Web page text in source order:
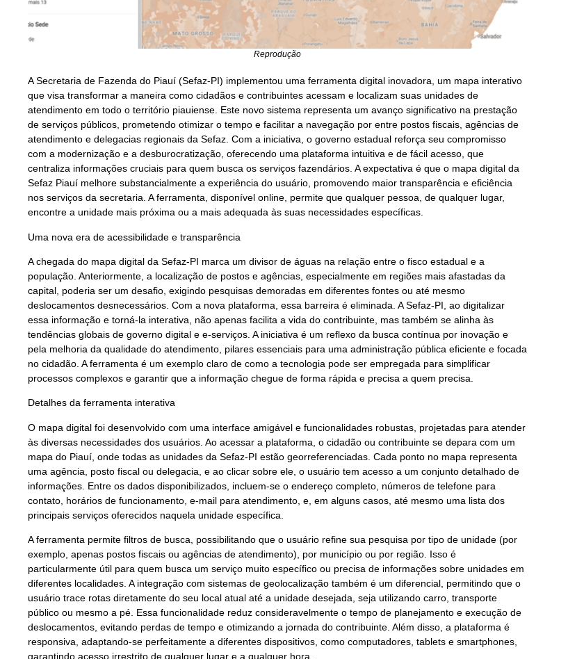
Reprodução
A Secretaria de Fazenda do Piauí (Sefaz-PI) implementou uma ferramenta digital inovadora, um mapa interativo
que visa transformar a maneira como cidadãos e contribuintes acessam e localizam suas unidades de
atendimento em todo o território piauiense. Este novo sistema representa um avanço significativo na prestação
de serviços públicos, prometendo otimizar o tempo e facilitar a navegação por entre postos fiscais, agências de
atendimento e delegacias regionais da Sefaz. Com a iniciativa, o governo estadual reforça seu compromisso
com a modernização e a desburocratização, oferecendo uma plataforma intuitiva e de fácil acesso, que
centraliza informações cruciais para quem busca os serviços fazendários. A expectativa é que o mapa digital da
Sefaz Piauí melhore substancialmente a experiência do usuário, promovendo maior transparência e eficiência
nos serviços da secretaria. A ferramenta, disponível online, permite que qualquer pessoa, de qualquer lugar,
encontre a unidade mais próxima ou a mais adequada às suas necessidades específicas.
Uma nova era de acessibilidade e transparência
A chegada do mapa digital da Sefaz-PI marca um divisor de águas na relação entre o fisco estadual e a
população. Anteriormente, a localização de postos e agências, especialmente em regiões mais afastadas da
capital, poderia ser um desafio, exigindo pesquisas demoradas em diferentes fontes ou até mesmo
deslocamentos desnecessários. Com a nova plataforma, essa barreira é eliminada. A Sefaz-PI, ao digitalizar
essa informação e torná-la interativa, não apenas facilita a vida do contribuinte, mas também se alinha às
tendências globais de governo digital e e-serviços. A iniciativa é um reflexo da busca contínua por inovação e
pela melhoria da qualidade do atendimento, pilares essenciais para uma administração pública eficiente e focada
no cidadão. A ferramenta é um exemplo claro de como a tecnologia pode ser empregada para simplificar
processos complexos e garantir que a informação chegue de forma rápida e precisa a quem precisa.
Detalhes da ferramenta interativa
O mapa digital foi desenvolvido com uma interface amigável e funcionalidades robustas, projetadas para atender
às diversas necessidades dos usuários. Ao acessar a plataforma, o cidadão ou contribuinte se depara com um
mapa do Piauí, onde todas as unidades da Sefaz-PI estão georreferenciadas. Cada ponto no mapa representa
uma agência, posto fiscal ou delegacia, e ao clicar sobre ele, o usuário tem acesso a um conjunto detalhado de
informações. Entre os dados disponibilizados, incluem-se o endereço completo, números de telefone para
contato, horários de funcionamento, e-mail para atendimento, e, em alguns casos, até mesmo uma lista dos
principais serviços oferecidos naquela unidade específica.
A ferramenta permite filtros de busca, possibilitando que o usuário refine sua pesquisa por tipo de unidade (por
exemplo, apenas postos fiscais ou agências de atendimento), por município ou por região. Isso é
particularmente útil para quem busca um serviço muito específico ou precisa de informações sobre unidades em
diferentes localidades. A integração com sistemas de geolocalização também é um diferencial, permitindo que o
usuário trace rotas diretamente do seu local atual até a unidade desejada, seja utilizando carro, transporte
público ou mesmo a pé. Essa funcionalidade reduz consideravelmente o tempo de planejamento e execução de
deslocamentos, evitando perdas de tempo e otimizando a jornada do contribuinte. Além disso, a plataforma é
responsiva, adaptando-se perfeitamente a diferentes dispositivos, como computadores, tablets e smartphones,
garantindo acesso irrestrito de qualquer lugar e a qualquer hora.